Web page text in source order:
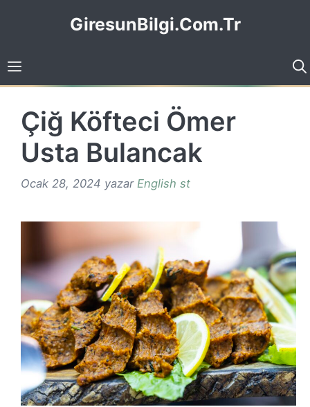
GiresunBilgi.Com.Tr
Çiğ Köfteci Ömer
Usta Bulancak
Ocak 28, 2024 yazar English st